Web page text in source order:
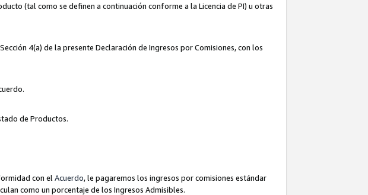
(tal como se definen a continuación conforme a la Licencia de PI) u otras
4(a) de la presente Declaración de Ingresos por Comisiones, con los
de Productos.
con el Acuerdo, le pagaremos los ingresos por comisiones estándar
como un porcentaje de los Ingresos Admisibles.